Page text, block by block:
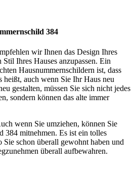
384
wir Ihnen das Design Ihres
Ihres Hauses anzupassen. Ein
Hausnummernschildern ist, dass
heißt, auch wenn Sie Ihr Haus neu
gestalten, müssen Sie sich nicht jedes
sondern können das alte immer
wenn Sie umziehen, können Sie
384 mitnehmen. Es ist ein tolles
schon überall gewohnt haben und
überall aufbewahren.